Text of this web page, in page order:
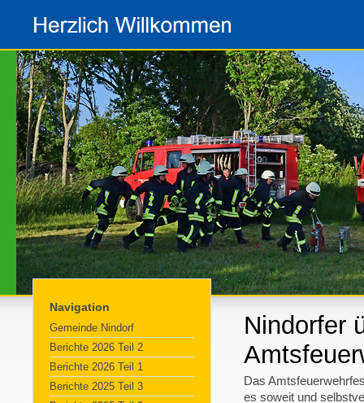
Navigation
Gemeinde Nindorf
Berichte 2026 Teil 2
Berichte 2026 Teil 1
Berichte 2025 Teil 3
Nindorfer
Das
es soweit und